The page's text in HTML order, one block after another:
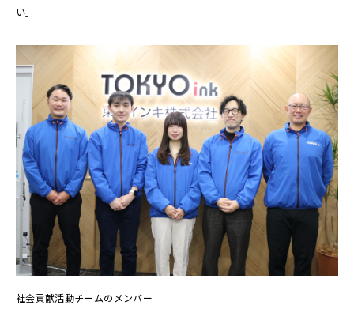
い」
社会貢献活動チームのメンバー